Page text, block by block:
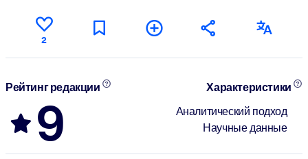
2
Рейтинг редакции
9
Характеристики
Аналитический подход
Научные данные